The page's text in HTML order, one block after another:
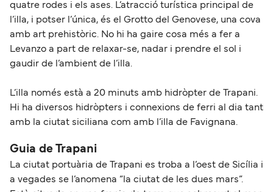
quatre rodes i els ases. L’atracció turística principal de
l’illa, i potser l’única, és el Grotto del Genovese, una cova
amb art prehistòric. No hi ha gaire cosa més a fer a
Levanzo a part de relaxar-se, nadar i prendre el sol i
gaudir de l’ambient de l’illa.
L’illa només està a 20 minuts amb hidròpter de Trapani.
Hi ha diversos hidròpters i connexions de ferri al dia tant
amb la ciutat siciliana com amb l’illa de Favignana.
Guia de Trapani
La ciutat portuària de Trapani es troba a l’oest de Sicília i
a vegades se l’anomena “la ciutat de les dues mars”.